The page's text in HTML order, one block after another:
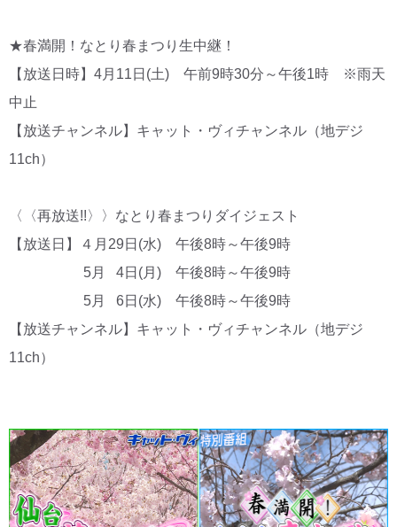
★春満開！なとり春まつり生中継！
【放送日時】4月11日(土) 午前9時30分～午後1時 ※雨天
中止
【放送チャンネル】キャット・ヴィチャンネル（地デジ
11ch）
〈〈再放送!!〉〉なとり春まつりダイジェスト
【放送日】４月29日(水) 午後8時～午後9時
5月 4日(月) 午後8時～午後9時
5月 6日(水) 午後8時～午後9時
【放送チャンネル】キャット・ヴィチャンネル（地デジ
11ch）